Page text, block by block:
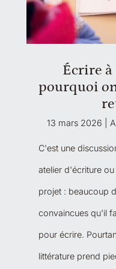
Écrire
pourquoi
13 mars 2026
C'est une
atelier d'écriture
projet : beaucoup
convaincues qu'il
pour écrire.
littérature prend